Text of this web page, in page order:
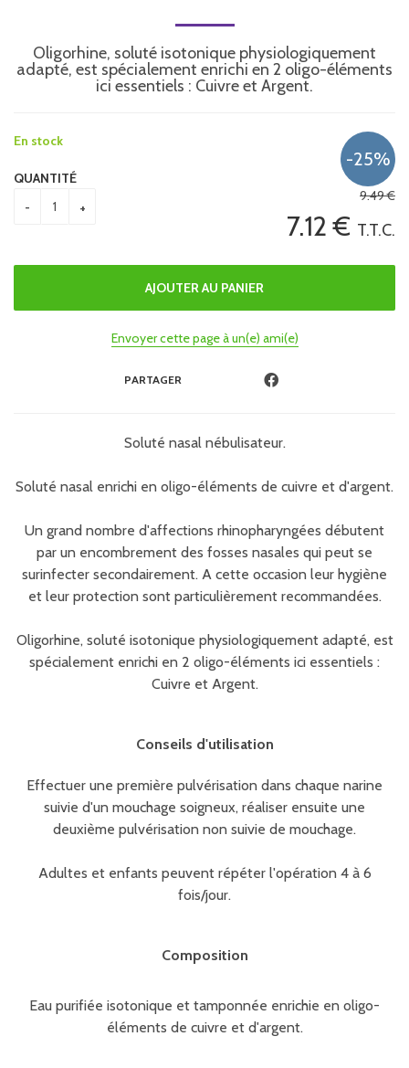
Oligorhine, soluté isotonique physiologiquement
adapté, est spécialement enrichi en 2 oligo-éléments
ici essentiels : Cuivre et Argent.
9.49€
7.12€ T.T.C.
En stock
QUANTITÉ
Envoyer cette page à un(e) ami(e)
PARTAGER
Soluté nasal nébulisateur.
Soluté nasal enrichi en oligo-éléments de cuivre et d'argent.
Un grand nombre d'affections rhinopharyngées débutent
par un encombrement des fosses nasales qui peut se
surinfecter secondairement. A cette occasion leur hygiène
et leur protection sont particulièrement recommandées.
Oligorhine, soluté isotonique physiologiquement adapté, est
spécialement enrichi en 2 oligo-éléments ici essentiels :
Cuivre et Argent.
Conseils d'utilisation
Effectuer une première pulvérisation dans chaque narine
suivie d'un mouchage soigneux, réaliser ensuite une
deuxième pulvérisation non suivie de mouchage.
Adultes et enfants peuvent répéter l'opération 4 à 6
fois/jour.
Composition
Eau purifiée isotonique et tamponnée enrichie en oligo-
éléments de cuivre et d'argent.